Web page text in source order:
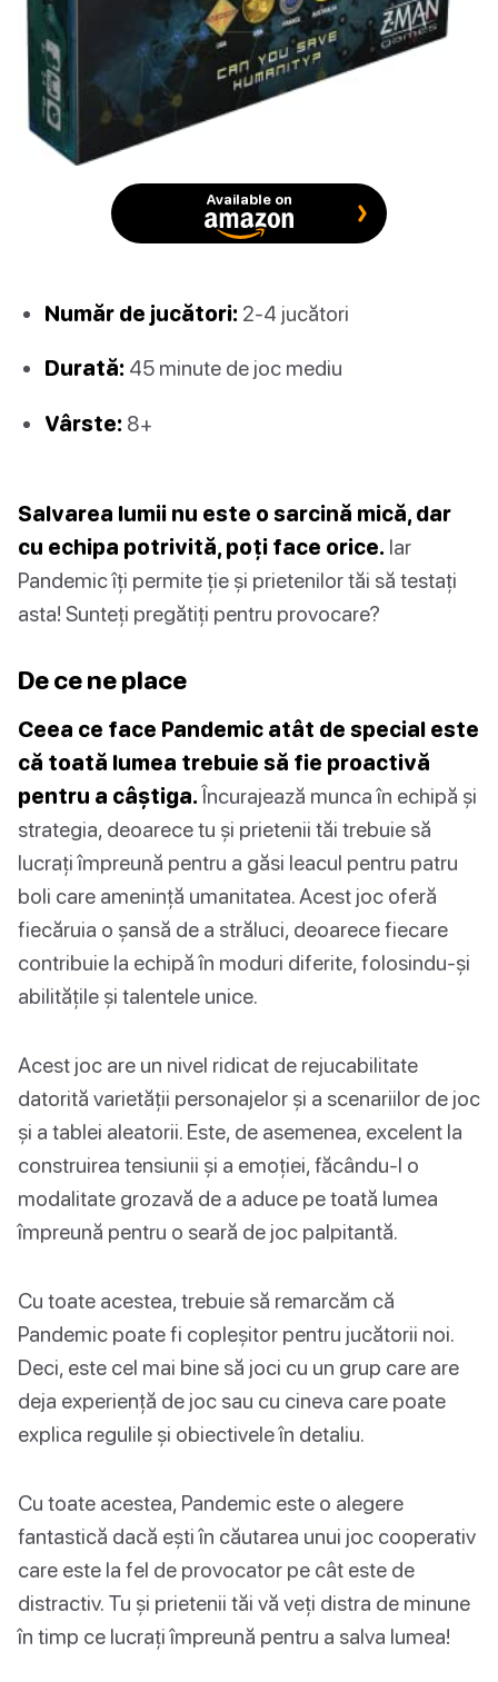
Available on
Număr de jucători: 2-4 jucători
Durată: 45 minute de joc mediu
Vârste: 8+
Salvarea lumii nu este o sarcină mică, dar
cu echipa potrivită, poți face orice. Iar
Pandemic îți permite ție și prietenilor tăi să testați
asta! Sunteți pregătiți pentru provocare?
De ce ne place
Ceea ce face Pandemic atât de special este
că toată lumea trebuie să fie proactivă
pentru a câștiga.Încurajează munca în echipă și
strategia, deoarece tu și prietenii tăi trebuie să
lucrați împreună pentru a găsi leacul pentru patru
boli care amenință umanitatea. Acest joc oferă
fiecăruia o șansă de a străluci, deoarece fiecare
contribuie la echipă în moduri diferite, folosindu-și
abilitățile și talentele unice.
Acest joc are un nivel ridicat de rejucabilitate
datorită varietății personajelor și a scenariilor de joc
și a tablei aleatorii. Este, de asemenea, excelent la
construirea tensiunii și a emoției, făcându-l o
modalitate grozavă de a aduce pe toată lumea
împreună pentru o seară de joc palpitantă.
Cu toate acestea, trebuie să remarcăm că
Pandemic poate fi copleșitor pentru jucătorii noi.
Deci, este cel mai bine să joci cu un grup care are
deja experiență de joc sau cu cineva care poate
explica regulile și obiectivele în detaliu.
Cu toate acestea, Pandemic este o alegere
fantastică dacă ești în căutarea unui joc cooperativ
care este la fel de provocator pe cât este de
distractiv. Tu și prietenii tăi vă veți distra de minune
în timp ce lucrați împreună pentru a salva lumea!